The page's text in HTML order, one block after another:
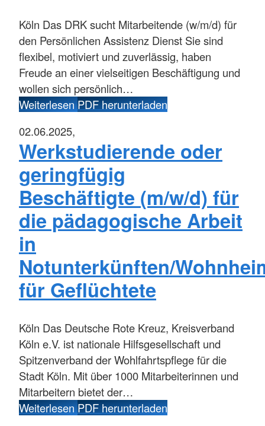
Köln Das DRK sucht Mitarbeitende (w/m/d) für
den Persönlichen Assistenz Dienst Sie sind
flexibel, motiviert und zuverlässig, haben
Freude an einer vielseitigen Beschäftigung und
wollen sich persönlich…
WeiterlesenPDF herunterladen
02.06.2025,
Werkstudierende oder
geringfügig
Beschäftigte (m/w/d) für
die pädagogische Arbeit
in
Notunterkünften/
für Geflüchtete
Köln Das Deutsche Rote Kreuz, Kreisverband
Köln e.V. ist nationale Hilfsgesellschaft und
Spitzenverband der Wohlfahrtspflege für die
Stadt Köln. Mit über 1000 Mitarbeiterinnen und
Mitarbeitern bietet der…
WeiterlesenPDF herunterladen